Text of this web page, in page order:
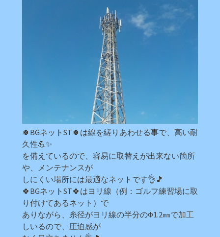
🍀BGネットST🍀は線を縒りあわせる事で、高い耐
久性💪✨
を備えているので、容易に取替えが出来ない箇所
や、メンテナンスが
しにくい場所には最適なネットです👌🎵
🍀BGネットST🍀はヨリ線（例：ゴルフ練習場に取
り付けてあるネット）で
ありながら、糸径がヨリ線の半分のФ1.2㎜で加工
しいるので、圧迫感が